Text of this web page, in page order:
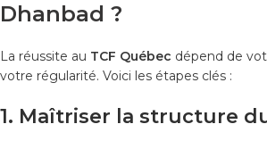
Dhanbad ?
La réussite au TCF Québec dépend de
votre régularité. Voici les étapes clés :
1. Maîtriser la structure